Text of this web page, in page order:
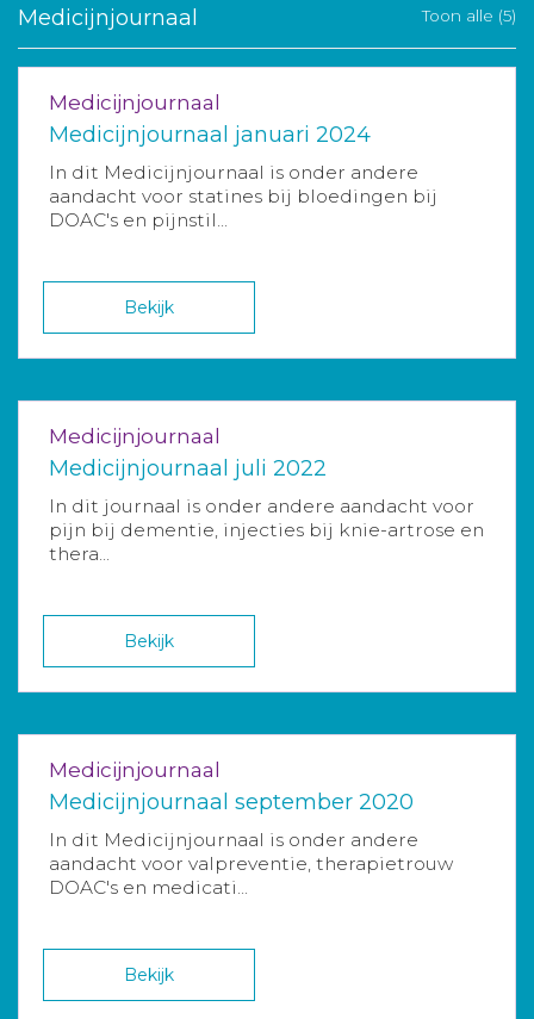
Medicijnjournaal Toon alle (5)
Medicijnjournaal
Medicijnjournaal januari 2024
In dit Medicijnjournaal is onder andere
aandacht voor statines bij bloedingen bij
DOAC's en pijnstil...
Bekijk
Medicijnjournaal
Medicijnjournaal juli 2022
In dit journaal is onder andere aandacht voor
pijn bij dementie, injecties bij knie-artrose en
thera...
Bekijk
Medicijnjournaal
Medicijnjournaal september 2020
In dit Medicijnjournaal is onder andere
aandacht voor valpreventie, therapietrouw
DOAC's en medicati...
Bekijk